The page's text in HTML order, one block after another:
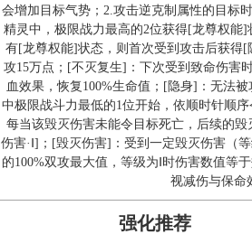
会增加目标气势；2.攻击逆克制属性的目标
精灵中，极限战力最高的2位获得[龙尊权能
有[龙尊权能]状态，则首次受到攻击后获得
攻15万点；[不灭复生]：下次受到致命伤害
血效果，恢复100%生命值；[隐身]：无法
中极限战斗力最低的1位开始，依顺时针顺
每当该毁灭伤害未能令目标死亡，后续的
伤害·Ⅰ]；[毁灭伤害]：受到一定毁灭伤害（
的100%双攻最大值，等级为Ⅰ时伤害数值等
视减伤与保命
强化推荐